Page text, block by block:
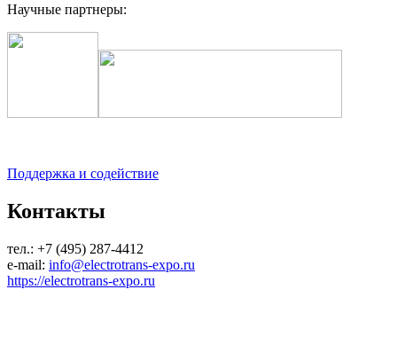
Научные партнеры:
Поддержка и содействие
Контакты
тел.: +7 (495) 287-4412
e-mail: info@electrotrans-expo.ru
https://electrotrans-expo.ru